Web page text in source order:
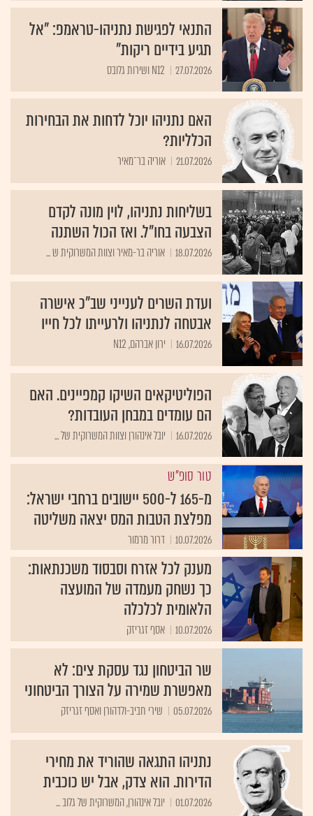
התנאי לפגישת נתניהו-טראמפ: "אל
תגיע בידיים ריקות"
27.07.2026 N12 ושירות גלובס
האם נתניהו יוכל לדחות את הבחירות
הכלליות?
21.07.2026 אוריה בר־מאיר
בשליחות נתניהו, לוין מונה לקדם
הצבעה בחו"ל. ואז הכול השתנה
18.07.2026 אוריה בר-מאיר וצוות המשרוקית ש ...
ועדת השרים לענייני שב"כ אישרה
אבטחה לנתניהו ולרעייתו לכל חייו
16.07.2026 ירון אברהם, N12
הפוליטיקאים השיקו קמפיינים. האם
הם עומדים במבחן העובדות?
16.07.2026 יובל אינהורן וצוות המשרוקית של ...
טור סופ"ש
מ-165 ל-500 יישובים ברחבי ישראל:
מפלצת הטבות המס יצאה משליטה
10.07.2026 דרור מרמור
מענק לכל אזרח וסבסוד משכנתאות:
כך נשחק מעמדה של המועצה
הלאומית לכלכלה
10.07.2026 אסף זגריזק
שר הביטחון נגד עסקת צים: לא
מאפשרת שמירה על הצורך הביטחוני
05.07.2026 שירי חביב-ולדהורן ואסף זגריזק
נתניהו התגאה שהוריד את מחירי
הדירות. הוא צדק, אבל יש כוכבית
01.07.2026 יובל אינהורן, המשרוקית של גלוב ...